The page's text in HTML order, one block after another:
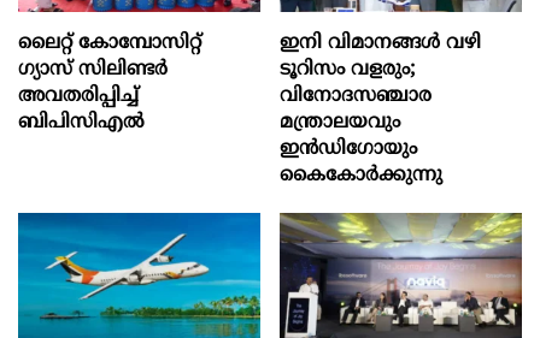
ലൈറ്റ് കോമ്പോസിറ്റ്
ഗ്യാസ് സിലിണ്ടർ
അവതരിപ്പിച്ച്
ബിപിസിഎൽ
ഇനി വിമാനങ്ങള്‍ വഴി
ടൂറിസം വളരും;
വിനോദസഞ്ചാര
മന്ത്രാലയവും
ഇന്‍ഡിഗോയും
കൈകോര്‍ക്കുന്നു